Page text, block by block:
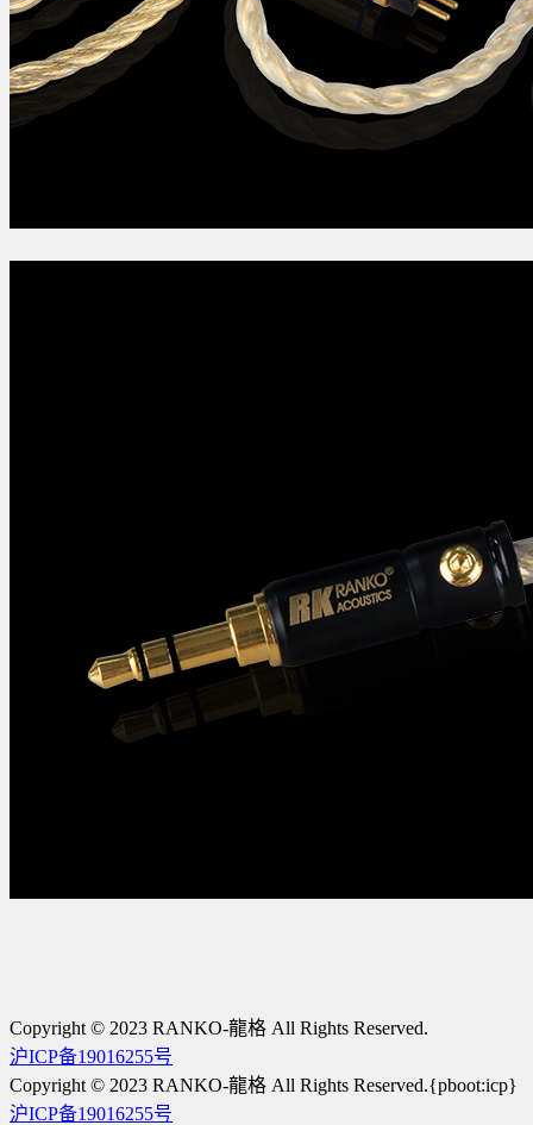
Copyright © 2023 RANKO-龍格 All Rights Reserved.
沪ICP备19016255号
Copyright © 2023 RANKO-龍格 All Rights Reserved.{pboot:icp}
沪ICP备19016255号